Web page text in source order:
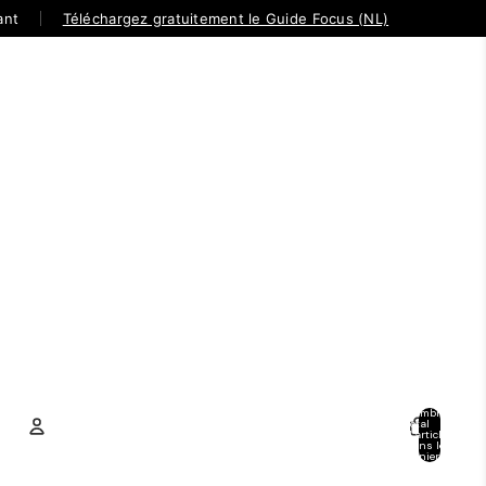
Téléchargez gratuitement le Guide Focus (NL)
Nombre
total
d’articles
dans le
panier: 0